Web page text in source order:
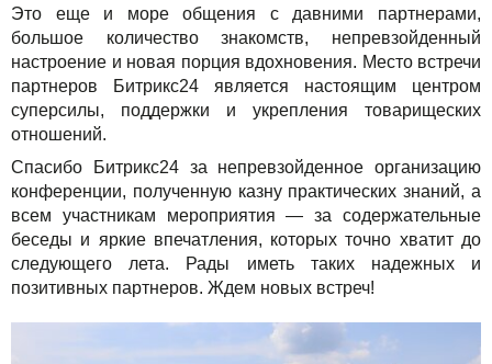
Это еще и море общения с давними партнерами,
большое количество знакомств, непревзойденный
настроение и новая порция вдохновения. Место встречи
партнеров Битрикс24 является настоящим центром
суперсилы, поддержки и укрепления товарищеских
отношений.
Спасибо Битрикс24 за непревзойденное организацию
конференции, полученную казну практических знаний, а
всем участникам мероприятия — за содержательные
беседы и яркие впечатления, которых точно хватит до
следующего лета. Рады иметь таких надежных и
позитивных партнеров. Ждем новых встреч!